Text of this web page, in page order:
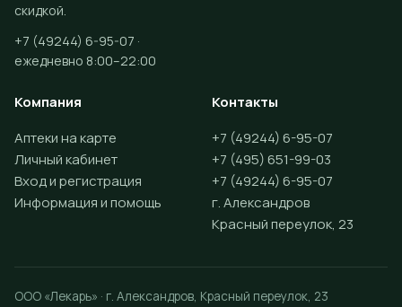
скидкой.
+7 (49244) 6-95-07 ·
ежедневно 8:00–22:00
Компания
Аптеки на карте
Личный кабинет
Вход и регистрация
Информация и помощь
Контакты
+7 (49244) 6-95-07
+7 (495) 651-99-03
+7 (49244) 6-95-07
г. Александров
Красный переулок, 23
ООО «Лекарь» · г. Александров, Красный переулок, 23